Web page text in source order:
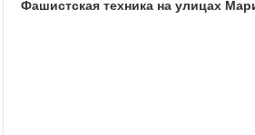
Фашистская техника на улицах